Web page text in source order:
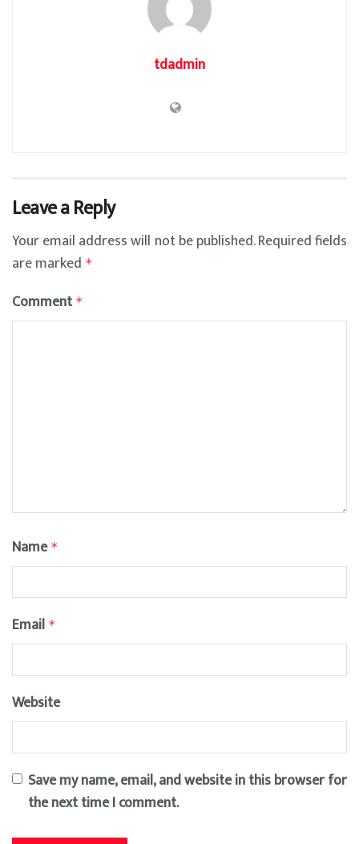
tdadmin
Leave a Reply
Your email address will not be published.Required fields
are marked *
Comment *
Name *
Email *
Website
Save my name, email, and website in this browser for
the next time I comment.